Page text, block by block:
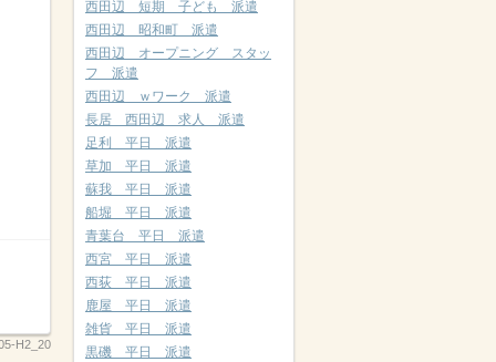
H2_20
西田辺 短期 子ども 派遣
西田辺 昭和町 派遣
西田辺 オープニング スタッ
フ 派遣
西田辺 ｗワーク 派遣
長居 西田辺 求人 派遣
足利 平日 派遣
草加 平日 派遣
蘇我 平日 派遣
船堀 平日 派遣
青葉台 平日 派遣
西宮 平日 派遣
西荻 平日 派遣
鹿屋 平日 派遣
雑貨 平日 派遣
黒磯 平日 派遣